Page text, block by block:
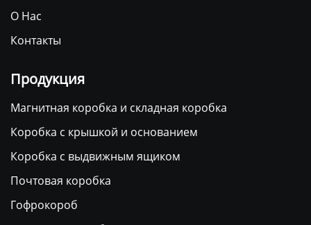
О Нас
Контакты
Продукция
Магнитная коробка и складная коробка
Коробка с крышкой и основанием
Коробка с выдвижным ящиком
Почтовая коробка
Гофрокороб